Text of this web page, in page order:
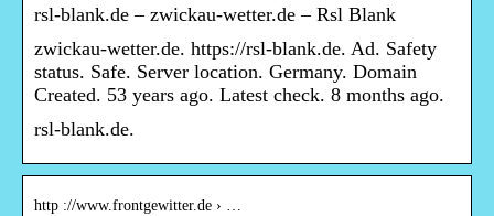
rsl-blank.de – zwickau-wetter.de – Rsl Blank
zwickau-wetter.de. https://rsl-blank.de. Ad. Safety
status. Safe. Server location. Germany. Domain
Created. 53 years ago. Latest check. 8 months ago.
rsl-blank.de.
http ://www.frontgewitter.de › …